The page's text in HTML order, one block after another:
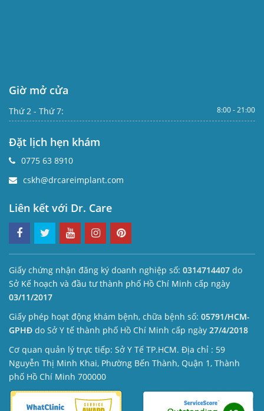
Giờ mở cửa
Thứ 2 - Thứ 7: 8:00 - 21:00
Đặt lịch hẹn khám
0775 63 8910
cskh@drcareimplant.com
Liên kết với Dr. Care
Giấy chứng nhận đăng ký doanh nghiệp số: 0314714407 do
Sở Kế hoạch và đầu tư thành phố Hồ Chí Minh cấp ngày
03/11/2017
Giấy phép hoạt động khám bệnh, chữa bệnh số: 05791/HCM-
GPHĐ do Sở Y tế thành phố Hồ Chí Minh cấp ngày 27/4/2018
Cơ quan quản lý trực tiếp: Sở Y Tế TP.HCM. Địa chỉ : 59
Nguyễn Thị Minh Khai, Phường Bến Thành, Quận 1, Thành
phố Hồ Chí Minh 700000